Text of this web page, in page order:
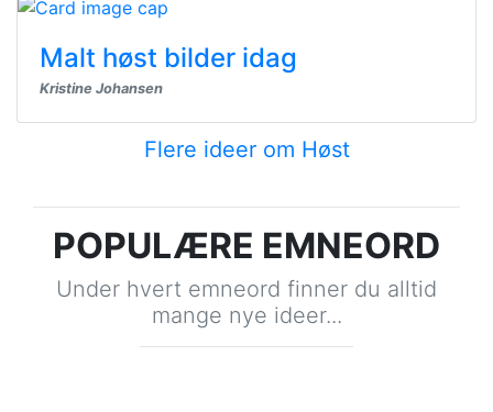
Malt høst bilder idag
Kristine Johansen
Flere ideer om Høst
POPULÆRE EMNEORD
Under hvert emneord finner du alltid
mange nye ideer...